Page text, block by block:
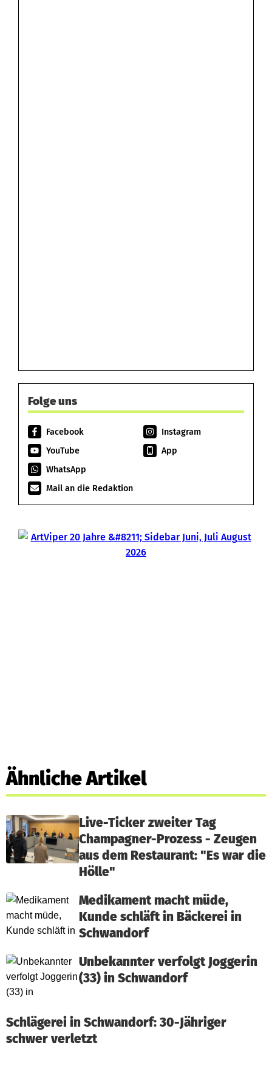
Folge uns
Facebook
Instagram
YouTube
App
WhatsApp
Mail an die Redaktion
Ähnliche Artikel
Live-Ticker zweiter Tag
Champagner-Prozess - Zeugen
aus dem Restaurant: "Es war die
Hölle"
Medikament macht müde,
Kunde schläft in Bäckerei in
Schwandorf
Unbekannter verfolgt Joggerin
(33) in Schwandorf
Schlägerei in Schwandorf: 30-Jähriger
schwer verletzt